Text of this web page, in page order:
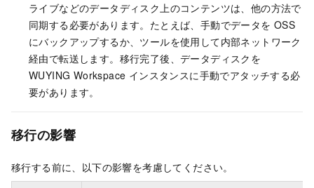
ライブなどのデータディスク上のコンテンツは、他の方法で
同期する必要があります。たとえば、手動でデータを OSS
にバックアップするか、ツールを使用して内部ネットワーク
経由で転送します。移行完了後、データディスクを
WUYING Workspace インスタンスに手動でアタッチする必
要があります。
移行の影響
移行する前に、以下の影響を考慮してください。